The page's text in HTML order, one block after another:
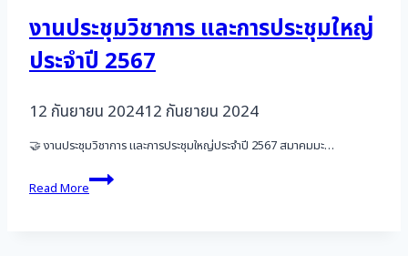
จัด
แคมเปญ
“สัปดาห์
สุขภาพ
สตรี
แห่ง
ชาติ
2568”
งานประชุมวิชาการ และการประชุมใหญ่
ประจำปี 2567
12 กันยายน 202412 กันยายน 2024
🤝 งานประชุมวิชาการ และการประชุมใหญ่ประจำปี 2567 สมาคมมะ…
Read More
งาน
ประชุม